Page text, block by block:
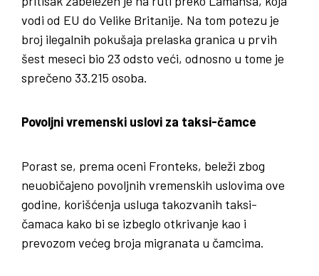
vodi od EU do Velike Britanije. Na tom potezu je
broj ilegalnih pokušaja prelaska granica u prvih
šest meseci bio 23 odsto veći, odnosno u tome je
sprečeno 33.215 osoba.
Povoljni vremenski uslovi za taksi-čamce
Porast se, prema oceni Fronteks, beleži zbog
neuobičajeno povoljnih vremenskih uslovima ove
godine, korišćenja usluga takozvanih taksi-
čamaca kako bi se izbeglo otkrivanje kao i
prevozom većeg broja migranata u čamcima.